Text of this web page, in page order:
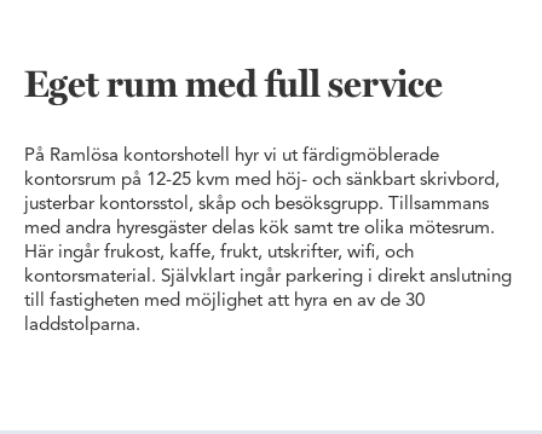
Eget rum med full service
På Ramlösa kontorshotell hyr vi ut färdigmöblerade
kontorsrum på 12-25 kvm med höj- och sänkbart skrivbord,
justerbar kontorsstol, skåp och besöksgrupp. Tillsammans
med andra hyresgäster delas kök samt tre olika mötesrum.
Här ingår frukost, kaffe, frukt, utskrifter, wifi, och
kontorsmaterial. Självklart ingår parkering i direkt anslutning
till fastigheten med möjlighet att hyra en av de 30
laddstolparna.